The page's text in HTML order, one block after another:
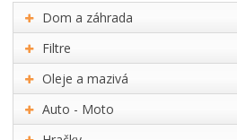
Dom a záhrada
Filtre
Oleje a mazivá
Auto - Moto